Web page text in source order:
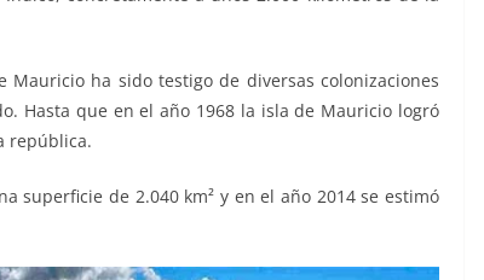
ha sido testigo de diversas colonizaciones
Hasta que en el año 1968 la isla de Mauricio logró
república.
superficie de 2.040 km² y en el año 2014 se estimó